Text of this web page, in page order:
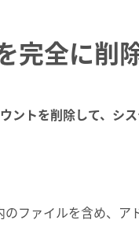
完全に削
トを削除して、シス
ファイルを含め、